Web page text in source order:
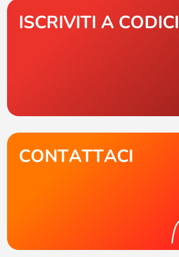
ISCRIVITI A CODICI
CONTATTACI